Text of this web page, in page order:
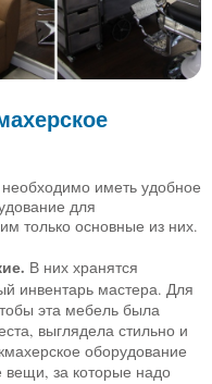
иметь удобное
для
только основные из них.
В них хранятся
инвентарь мастера. Для
эта мебель была
выглядела стильно и
оборудование
за которые надо